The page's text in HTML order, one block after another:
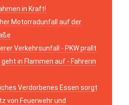
in Kraft!
Motorradunfall auf der
Verkehrsunfall - PKW prallt
in Flammen auf - Fahrerin
Verdorbenes Essen sorgt
von Feuerwehr und